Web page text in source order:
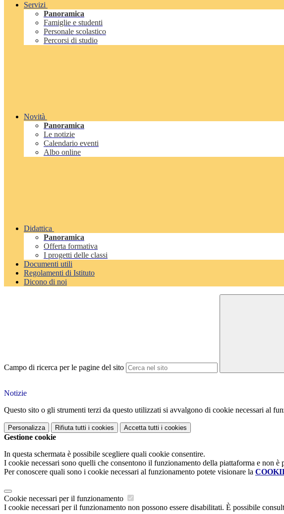
Servizi
Panoramica
Famiglie e studenti
Personale scolastico
Percorsi di studio
Novità
Panoramica
Le notizie
Calendario eventi
Albo online
Didattica
Panoramica
Offerta formativa
I progetti delle classi
Documenti utili
Regolamenti di Istituto
Dicono di noi
Campo di ricerca per le pagine del sito
Notizie
Questo sito o gli strumenti terzi da questo utilizzati si avvalgono di cookie necessari al
Personalizza Rifiuta tutti i cookies Accetta tutti i cookies
Gestione cookie
In questa schermata è possibile scegliere quali cookie consentire.
I cookie necessari sono quelli che consentono il funzionamento della piattaforma e non è
Per conoscere quali sono i cookie necessari al funzionamento potete visionare la
Cookie necessari per il funzionamento
I cookie necessari per il funzionamento non possono essere disabilitati. È possibile